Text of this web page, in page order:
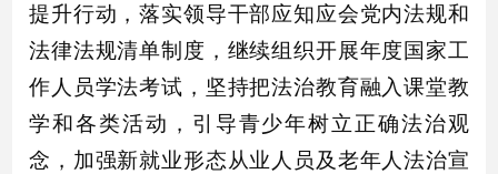
提升行动，落实领导干部应知应会党内法规和
法律法规清单制度，继续组织开展年度国家工
作人员学法考试，坚持把法治教育融入课堂教
学和各类活动，引导青少年树立正确法治观
念，加强新就业形态从业人员及老年人法治宣